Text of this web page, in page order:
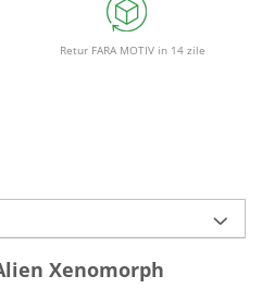
Retur FARA MOTIV in 14 zile
Xenomorph